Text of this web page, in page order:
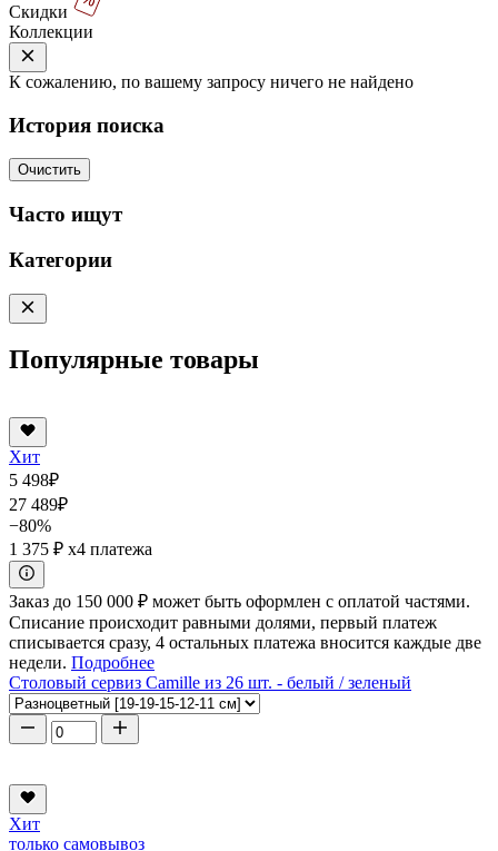
Скидки
Коллекции
К сожалению, по вашему запросу ничего не найдено
История поиска
Очистить
Часто ищут
Категории
Популярные товары
Хит
5 498₽
27 489₽
−80%
1 375 ₽ x4 платежа
Заказ до 150 000 ₽ может быть оформлен с оплатой частями.
Списание происходит равными долями, первый платеж
списывается сразу, 4 остальных платежа вносится каждые две
недели. Подробнее
Столовый сервиз Camille из 26 шт. - белый / зеленый
Хит
только самовывоз